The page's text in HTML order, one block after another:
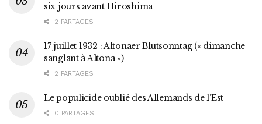
six jours avant Hiroshima
2 PARTAGES
17 juillet 1932 : Altonaer Blutsonntag (« dimanche
sanglant à Altona »)
2 PARTAGES
Le populicide oublié des Allemands de l’Est
0 PARTAGES